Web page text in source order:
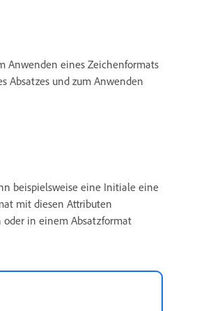
Anwenden eines Zeichenformats
Absatzes und zum Anwenden
beispielsweise eine Initiale eine
mit diesen Attributen
in einem Absatzformat